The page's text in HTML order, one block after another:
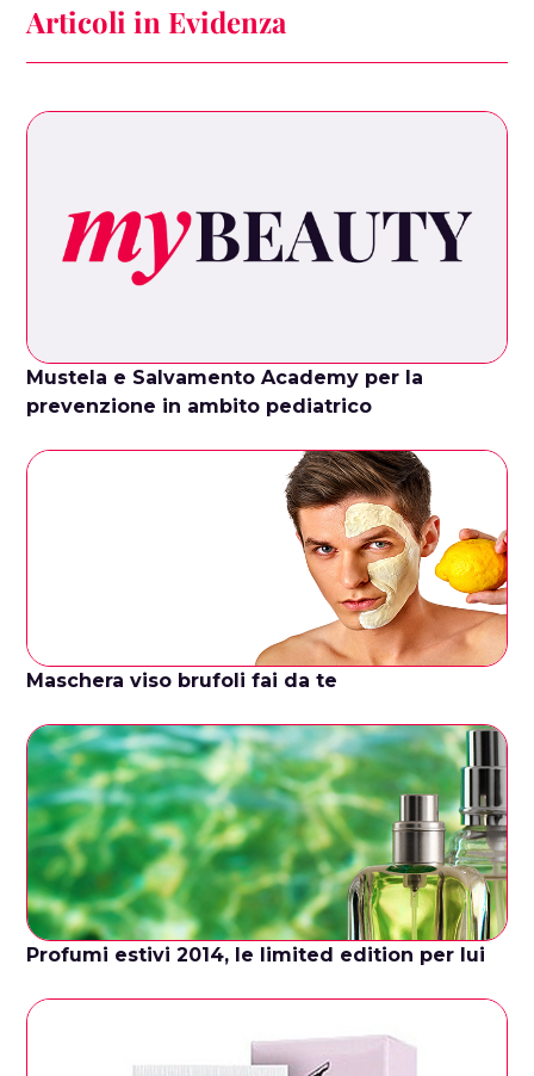
Articoli in Evidenza
Mustela e Salvamento Academy per la
prevenzione in ambito pediatrico
Maschera viso brufoli fai da te
Profumi estivi 2014, le limited edition per lui